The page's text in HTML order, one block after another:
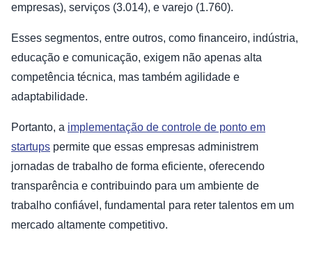
empresas), serviços (3.014), e varejo (1.760).
Esses segmentos, entre outros, como financeiro, indústria,
educação e comunicação, exigem não apenas alta
competência técnica, mas também agilidade e
adaptabilidade.
Portanto, a implementação de controle de ponto em
startups permite que essas empresas administrem
jornadas de trabalho de forma eficiente, oferecendo
transparência e contribuindo para um ambiente de
trabalho confiável, fundamental para reter talentos em um
mercado altamente competitivo.